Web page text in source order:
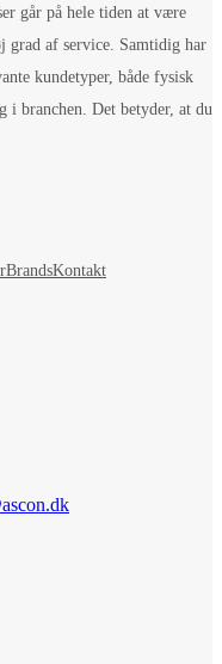
går på hele tiden at være
grad af service. Samtidig har
kundetyper, både fysisk
i branchen. Det betyder, at du
BrandsKontakt